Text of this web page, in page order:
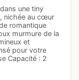
une tiny
nichée au cœur
romantique
murmure de la
et
pour votre
Capacité : 2